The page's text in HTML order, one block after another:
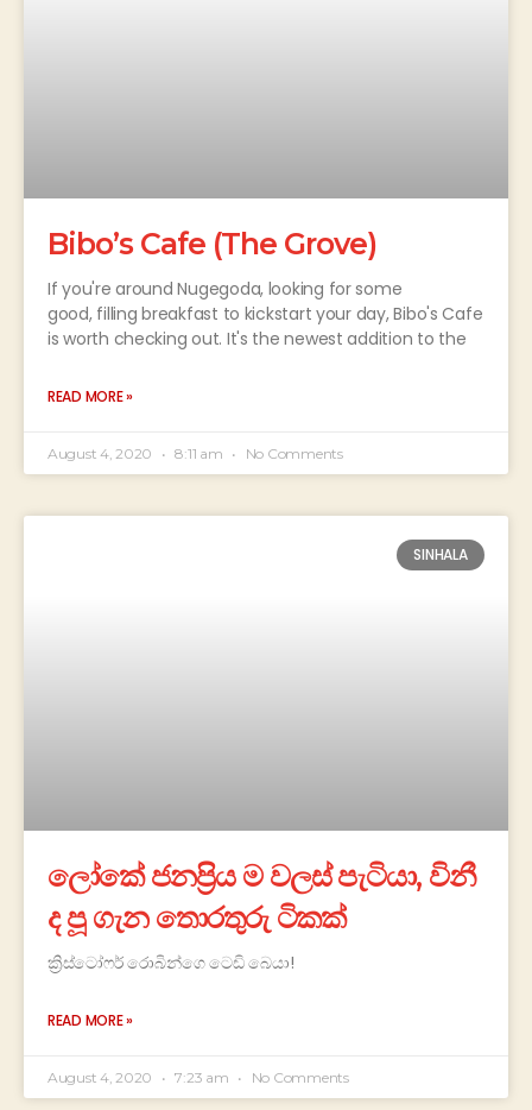
Bibo’s Cafe (The Grove)
If you're around Nugegoda, looking for some
good, filling breakfast to kickstart your day, Bibo's Cafe
is worth checking out. It's the newest addition to the
READ MORE »
August 4, 2020 8:11 am No Comments
SINHALA
ලෝකේ ජනප්‍රිය ම වලස් පැටියා, විනී
ද පූ ගැන තොරතුරු ටිකක්
ක්‍රිස්ටෝෆර් රොබින්ගෙ ටෙඩි බෙයා!
READ MORE »
August 4, 2020 7:23 am No Comments